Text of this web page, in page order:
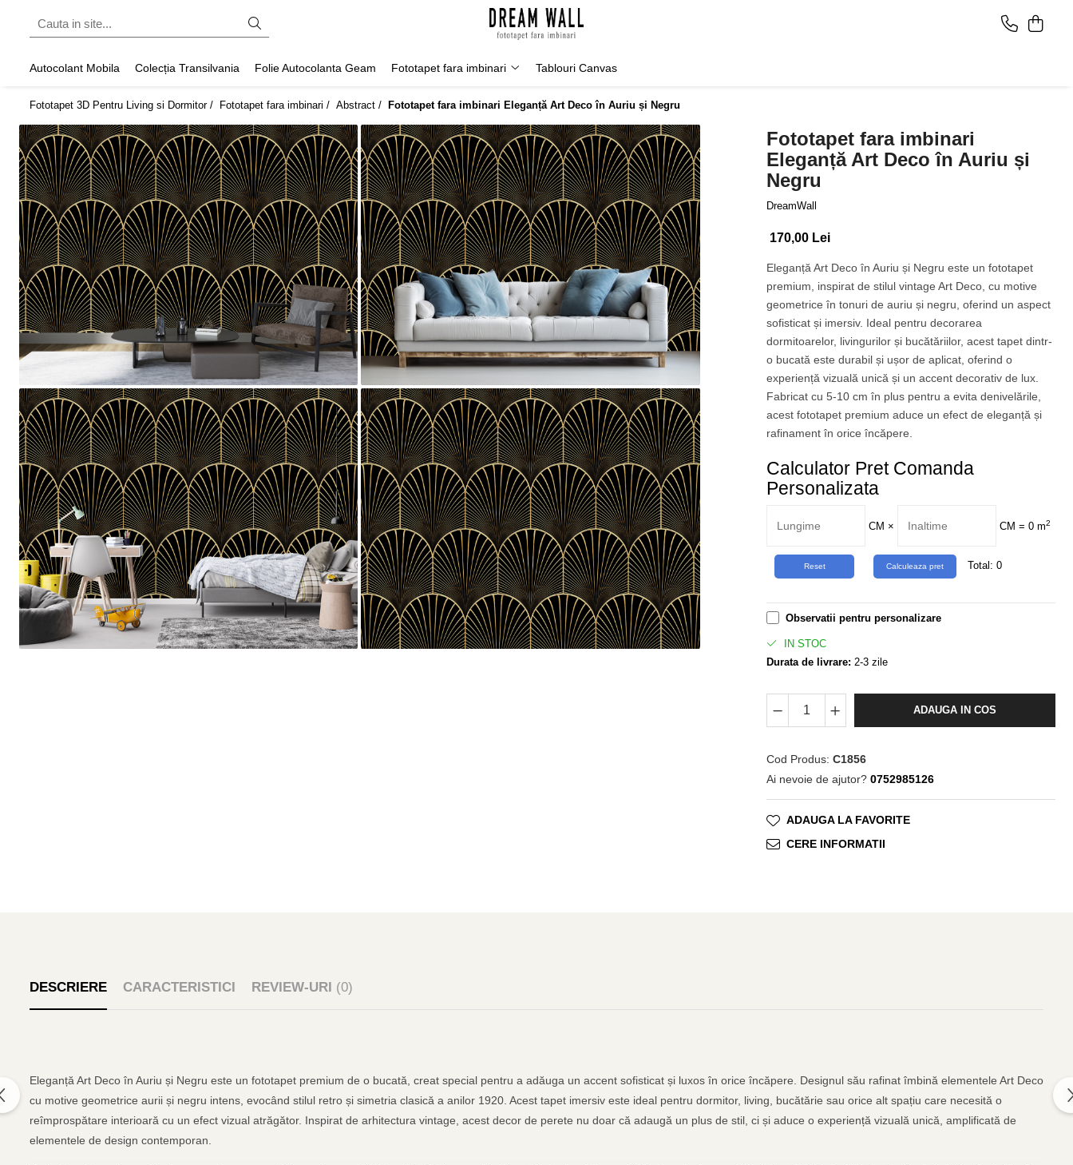
Abstract
Arhitectura
Fluid Art
Forme Geometrice
Fototapet 3D
Frescă
Frunze
Natura
Peisaj
Pentru copii
Tropical
Watercolor
Autocolant Mobila Colecția Transilvania Folie Autocolanta Geam Fototapet fara imbinari Tablouri Canvas
Fototapet 3D Pentru Living si Dormitor / Fototapet fara imbinari / Abstract / Fototapet fara imbinari Eleganță Art Deco în Auriu și Negru
Fototapet fara imbinari
Eleganță Art Deco în Auriu și
Negru
DreamWall
170,00 Lei
Eleganță Art Deco în Auriu și Negru este un fototapet
premium, inspirat de stilul vintage Art Deco, cu motive
geometrice în tonuri de auriu și negru, oferind un aspect
sofisticat și imersiv. Ideal pentru decorarea
dormitoarelor, livingurilor și bucătăriilor, acest tapet dintr-
o bucată este durabil și ușor de aplicat, oferind o
experiență vizuală unică și un accent decorativ de lux.
Fabricat cu 5-10 cm în plus pentru a evita denivelările,
acest fototapet premium aduce un efect de eleganță și
rafinament în orice încăpere.
Calculator Pret Comanda
Personalizata
CM × CM =0 m2
Total:0
Observatii pentru personalizare
IN STOC
Durata de livrare: 2-3 zile
ADAUGA IN COS
Cod Produs: C1856
Ai nevoie de ajutor? 0752985126
ADAUGA LA FAVORITE
CERE INFORMATII
DESCRIERE CARACTERISTICI REVIEW-URI (0)
Eleganță Art Deco în Auriu și Negru este un fototapet premium de o bucată, creat special pentru a adăuga un accent sofisticat și luxos în orice încăpere. Designul său rafinat îmbină elementele Art Deco
cu motive geometrice aurii și negru intens, evocând stilul retro și simetria clasică a anilor 1920. Acest tapet imersiv este ideal pentru dormitor, living, bucătărie sau orice alt spațiu care necesită o
reîmprospătare interioară cu un efect vizual atrăgător. Inspirat de arhitectura vintage, acest decor de perete nu doar că adaugă un plus de stil, ci și aduce o experiență vizuală unică, amplificată de
elementele de design contemporan.